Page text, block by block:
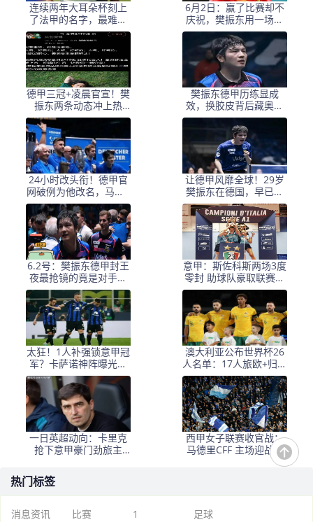
连续两年大耳朵杯刻上
了法甲的名字，最难受
的不是决赛输球的阿森
纳，而是远在马德里的
姆巴佩
6月2日：赢了比赛却不
庆祝，樊振东用一场德
甲决战，赢了所有人的
尊重
德甲三冠+凌晨官宣！樊
振东两条动态冲上热
搜，网友：这才是真正
的“人生赢家”
樊振东德甲历练显成
效，换胶皮背后藏奥运
雄心？
24小时改头衔！德甲官
网破例为他改名，马龙7
年前一句话刷屏
让德甲风靡全球！29岁
樊振东在德国，早已不
止是一个冠军
6.2号：樊振东德甲封王
夜最抢镜的竟是对手贾
哈？一场决赛暴露出顶
级选手与顶尖高手的残
酷差距
意甲：斯佐科斯两场3度
零封 助球队豪取联赛十
连冠
太狂！1人补强锁意甲冠
军？卡萨诺神阵曝光，
国米卫冕稳了？
澳大利亚公布世界杯26
人名单：17人旅欧+归化
意甲名将 古德温落选
一日英超动向：卡里克
抢下意甲豪门劲旅主
西甲女子联赛收官战：
马德里CFF 主场迎战巴
塞罗那女足，哪里免费
热门标签
消息资讯 比赛 1 足球